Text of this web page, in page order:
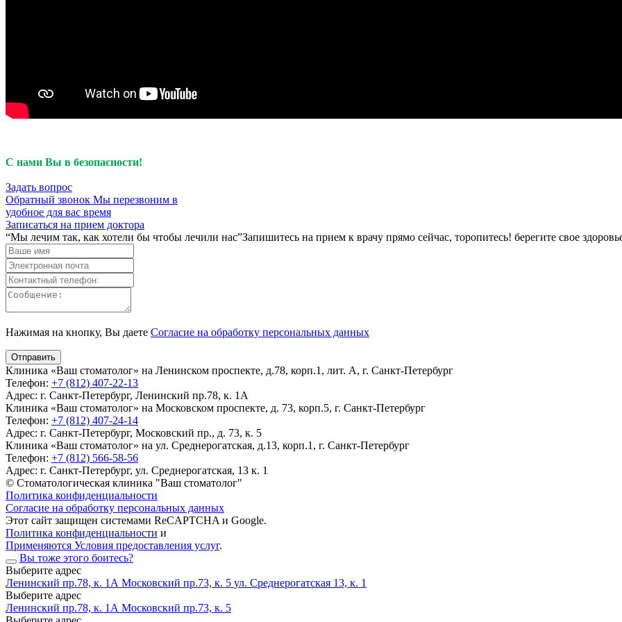
С нами Вы в безопасности!
Задать вопрос
Обратный звонок Мы перезвоним в
удобное для вас время
Записаться на прием доктора
“Мы лечим так, как хотели бы чтобы лечили нас”Запишитесь на прием к врачу прямо сейчас, торопитесь! берегите свое
Нажимая на кнопку, Вы даете Согласие на обработку персональных данных
Клиника «Ваш стоматолог» на Ленинском проспекте, д.78, корп.1, лит. А, г. Санкт-Петербург
Телефон: +7 (812) 407-22-13
Адрес: г. Санкт-Петербург, Ленинский пр.78, к. 1А
Клиника «Ваш стоматолог» на Московском проспекте, д. 73, корп.5, г. Санкт-Петербург
Телефон: +7 (812) 407-24-14
Адрес: г. Санкт-Петербург, Московский пр., д. 73, к. 5
Клиника «Ваш стоматолог» на ул. Среднерогатская, д.13, корп.1, г. Санкт-Петербург
Телефон: +7 (812) 566-58-56
Адрес: г. Санкт-Петербург, ул. Среднерогатская, 13 к. 1
© Стоматологическая клиника "Ваш стоматолог"
Политика конфиденциальности
Согласие на обработку персональных данных
Этот сайт защищен системами ReCAPTCHA и Google.
Политика конфиденциальности и
Применяются Условия предоставления услуг.
Вы тоже этого боитесь?
Выберите адрес
Ленинский пр.78, к. 1А Московский пр.73, к. 5 ул. Среднерогатская 13, к. 1
Выберите адрес
Ленинский пр.78, к. 1А Московский пр.73, к. 5